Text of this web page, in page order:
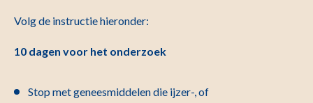
Volg de instructie hieronder:
10 dagen voor het onderzoek
Stop met geneesmiddelen die ijzer-, of